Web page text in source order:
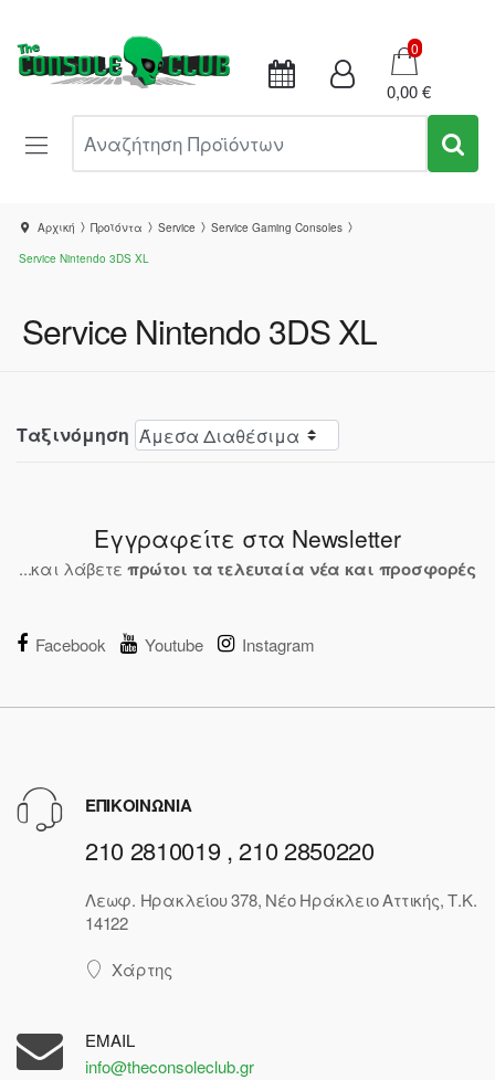
Καλάθι
0
0,00 €
Αρχική Προϊόντα Service
Service Gaming Consoles
Service Nintendo 3DS XL
Service Nintendo 3DS XL
Ταξινόμηση
Εγγραφείτε στα Newsletter
...και λάβετε πρώτοι τα τελευταία νέα και προσφορές
Facebook Youtube Instagram
ΕΠΙΚΟΙΝΩΝΙΑ
210 2810019 , 210 2850220
Λεωφ. Ηρακλείου 378, Νέο Ηράκλειο Αττικής, Τ.Κ.
14122
Χάρτης
EMAIL
info@theconsoleclub.gr